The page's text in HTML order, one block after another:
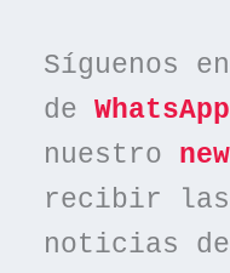
Síguenos
de WhatsApp
nuestro
recibir
noticias de